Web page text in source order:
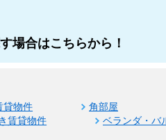
場合はこちらから！
貸物件
角部屋
賃貸物件
ベランダ・バ